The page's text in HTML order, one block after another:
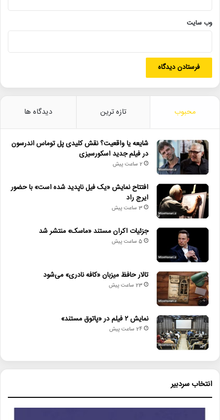
لینک خبر
دیگر خبرها
• مجله هنری
اسکورسیزی
• افتتاح نمایش «یک فیل ناپدید شده است» با حضور ایرج راد
• جزئیات اکران مستند «ماسک» منتشر شد
• تالار حافظ میزبان «کافه نادری» می‌شود
• نمایش ۲ فیلم در «پاتوق مستند»
• تصویربرداری «دختری از نوار ساحلی» به پایان رسید
اخبار_هالیوود اسکورسیزی
سینمای_جهان
کلیف_بوث
ورد_آف_ریل
وب‌ سایت
محبوب تازه ترین دیدگاه ها
شایعه یا واقعیت؟ نقش کلیدی پل توماس اندرسون
در فیلم جدید اسکورسیزی
2 ساعت پیش
افتتاح نمایش «یک فیل ناپدید شده است» با حضور
ایرج راد
3 ساعت پیش
جزئیات اکران مستند «ماسک» منتشر شد
5 ساعت پیش
تالار حافظ میزبان «کافه نادری» می‌شود
23 ساعت پیش
نمایش ۲ فیلم در «پاتوق مستند»
24 ساعت پیش
انتخاب سردبیر